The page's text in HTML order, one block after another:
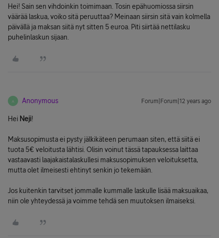
Hei! Sain sen vihdoinkin toimimaan. Tosin epähuomiossa siirsin
väärää laskua, voiko sitä peruuttaa? Meinaan siirsin sitä vain kolmella
päivällä ja maksan siitä nyt sitten 5 euroa. Piti siirtää nettilasku
puhelinlaskun sijaan.
A Anonymous Forum|Forum|12 years ago
Hei Neji!
Maksusopimusta ei pysty jälkikäteen perumaan siten, että siitä ei
tuota 5€ veloitusta lähtisi. Olisin voinut tässä tapauksessa laittaa
vastaavasti laajakaistalaskullesi maksusopimuksen veloituksetta,
mutta olet ilmeisesti ehtinyt senkin jo tekemään.
Jos kuitenkin tarvitset jommalle kummalle laskulle lisää maksuaikaa,
niin ole yhteydessä ja voimme tehdä sen muutoksen ilmaiseksi.